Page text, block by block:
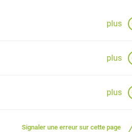
plus
plus
plus
Signaler une erreur sur cette page